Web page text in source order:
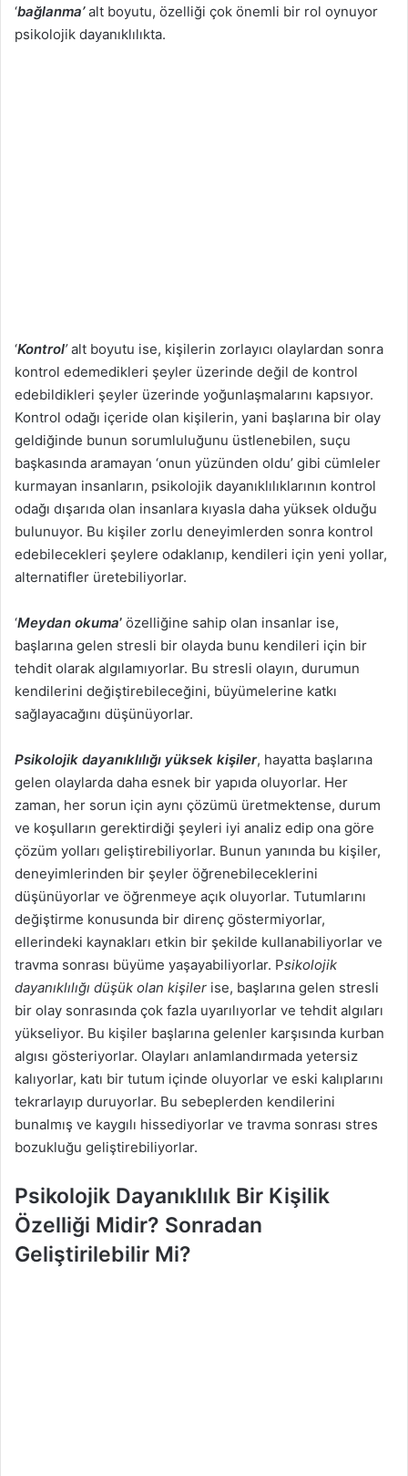
‘bağlanma’alt boyutu, özelliği çok önemli bir rol oynuyor
psikolojik dayanıklılıkta.
‘Kontrol’alt boyutu ise, kişilerin zorlayıcı olaylardan sonra
kontrol edemedikleri şeyler üzerinde değil de kontrol
edebildikleri şeyler üzerinde yoğunlaşmalarını kapsıyor.
Kontrol odağı içeride olan kişilerin, yani başlarına bir olay
geldiğinde bunun sorumluluğunu üstlenebilen, suçu
başkasında aramayan ‘onun yüzünden oldu’ gibi cümleler
kurmayan insanların, psikolojik dayanıklılıklarının kontrol
odağı dışarıda olan insanlara kıyasla daha yüksek olduğu
bulunuyor. Bu kişiler zorlu deneyimlerden sonra kontrol
edebilecekleri şeylere odaklanıp, kendileri için yeni yollar,
alternatifler üretebiliyorlar.
‘Meydan okuma’ özelliğine sahip olan insanlar ise,
başlarına gelen stresli bir olayda bunu kendileri için bir
tehdit olarak algılamıyorlar. Bu stresli olayın, durumun
kendilerini değiştirebileceğini, büyümelerine katkı
sağlayacağını düşünüyorlar.
Psikolojik dayanıklılığı yüksek kişiler, hayatta başlarına
gelen olaylarda daha esnek bir yapıda oluyorlar. Her
zaman, her sorun için aynı çözümü üretmektense, durum
ve koşulların gerektirdiği şeyleri iyi analiz edip ona göre
çözüm yolları geliştirebiliyorlar. Bunun yanında bu kişiler,
deneyimlerinden bir şeyler öğrenebileceklerini
düşünüyorlar ve öğrenmeye açık oluyorlar. Tutumlarını
değiştirme konusunda bir direnç göstermiyorlar,
ellerindeki kaynakları etkin bir şekilde kullanabiliyorlar ve
travma sonrası büyüme yaşayabiliyorlar. Psikolojik
dayanıklılığı düşük olan kişiler ise, başlarına gelen stresli
bir olay sonrasında çok fazla uyarılıyorlar ve tehdit algıları
yükseliyor. Bu kişiler başlarına gelenler karşısında kurban
algısı gösteriyorlar. Olayları anlamlandırmada yetersiz
kalıyorlar, katı bir tutum içinde oluyorlar ve eski kalıplarını
tekrarlayıp duruyorlar. Bu sebeplerden kendilerini
bunalmış ve kaygılı hissediyorlar ve travma sonrası stres
bozukluğu geliştirebiliyorlar.
Psikolojik Dayanıklılık Bir Kişilik
Özelliği Midir? Sonradan
Geliştirilebilir Mi?